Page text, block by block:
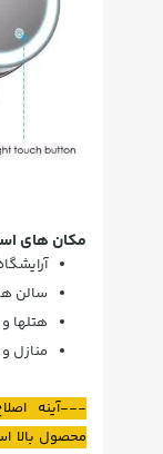
مکان های
سالن
هتلها
منازل
---
محصول بالا